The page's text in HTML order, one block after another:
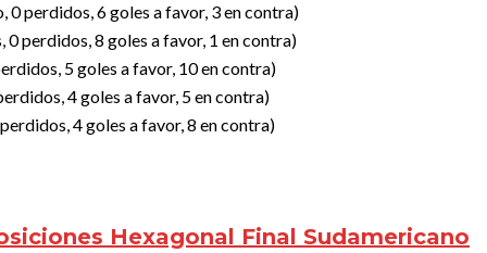
0 perdidos, 6 goles a favor, 3 en contra)
0 perdidos, 8 goles a favor, 1 en contra)
5 goles a favor, 10 en contra)
4 goles a favor, 5 en contra)
4 goles a favor, 8 en contra)
Hexagonal Final Sudamericano